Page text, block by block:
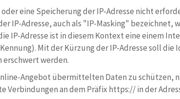
oder eine Speicherung der IP-Adresse nicht
IP-Adresse, auch als "IP-Masking"
IP-Adresse ist in diesem Kontext eine einem
Mit der Kürzung der IP-Adresse soll die
erschwert werden.
Angebot übermittelten Daten zu schützen,
Verbindungen an dem Präfix https:// in der